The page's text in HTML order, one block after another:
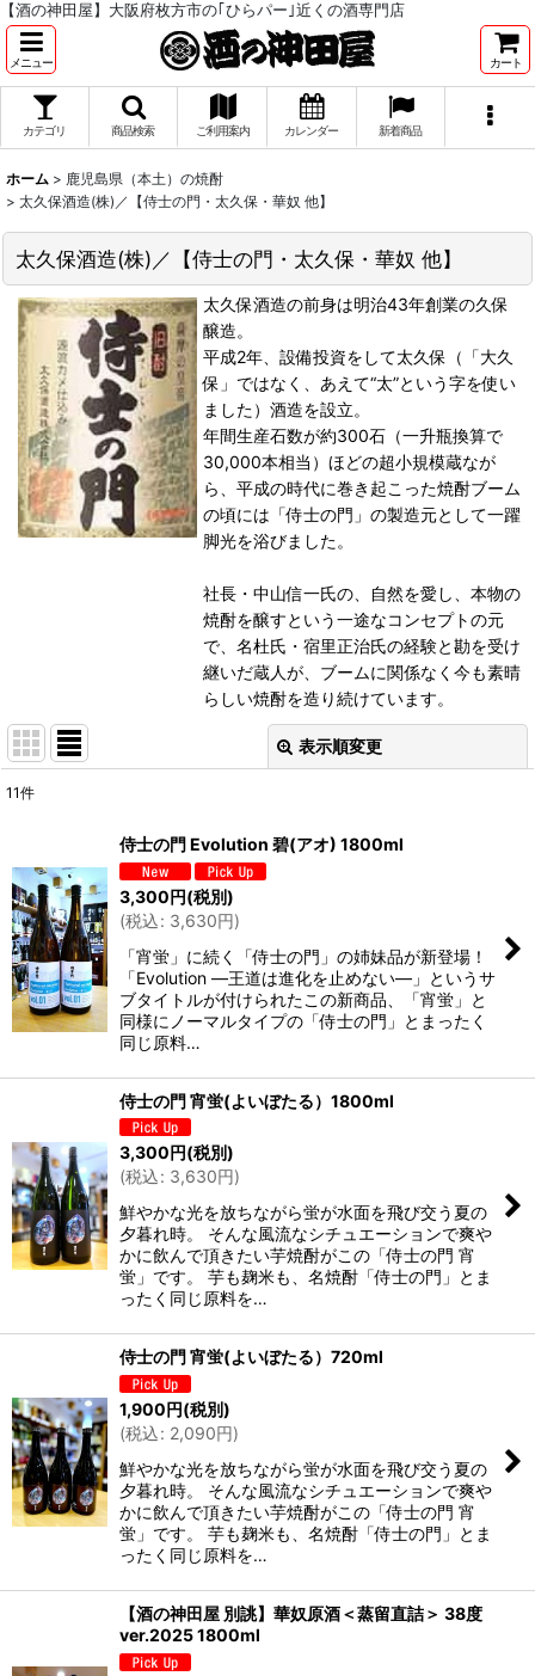
【酒の神田屋】大阪府枚方市の｢ひらパー｣近くの酒専門店
メニュー カート
カテゴリ 商品検索 ご利用案内 カレンダー 新着商品
ホーム > 鹿児島県（本土）の焼酎
> 太久保酒造(株)／【侍士の門・太久保・華奴 他】
太久保酒造(株)／【侍士の門・太久保・華奴 他】
太久保酒造の前身は明治43年創業の久保
醸造。
平成2年、設備投資をして太久保（「大久
保」ではなく、あえて“太”という字を使い
ました）酒造を設立。
年間生産石数が約300石（一升瓶換算で
30,000本相当）ほどの超小規模蔵なが
ら、平成の時代に巻き起こった焼酎ブーム
の頃には「侍士の門」の製造元として一躍
脚光を浴びました。
社長・中山信一氏の、自然を愛し、本物の
焼酎を醸すという一途なコンセプトの元
で、名杜氏・宿里正治氏の経験と勘を受け
継いだ蔵人が、ブームに関係なく今も素晴
らしい焼酎を造り続けています。
表示順変更
並び順:
絞り込む
11件
侍士の門 Evolution 碧(アオ) 1800ml
3,300円(税別)
(税込: 3,630円)
「宵蛍」に続く「侍士の門」の姉妹品が新登場！
「Evolution ―王道は進化を止めない―」というサ
ブタイトルが付けられたこの新商品、「宵蛍」と
同様にノーマルタイプの「侍士の門」とまったく
同じ原料…
侍士の門 宵蛍(よいぼたる）1800ml
3,300円(税別)
(税込: 3,630円)
鮮やかな光を放ちながら蛍が水面を飛び交う夏の
夕暮れ時。 そんな風流なシチュエーションで爽や
かに飲んで頂きたい芋焼酎がこの「侍士の門 宵
蛍」です。 芋も麹米も、名焼酎「侍士の門」とま
ったく同じ原料を…
侍士の門 宵蛍(よいぼたる）720ml
1,900円(税別)
(税込: 2,090円)
鮮やかな光を放ちながら蛍が水面を飛び交う夏の
夕暮れ時。 そんな風流なシチュエーションで爽や
かに飲んで頂きたい芋焼酎がこの「侍士の門 宵
蛍」です。 芋も麹米も、名焼酎「侍士の門」とま
ったく同じ原料を…
【酒の神田屋 別誂】華奴原酒＜蒸留直詰＞ 38度
ver.2025 1800ml